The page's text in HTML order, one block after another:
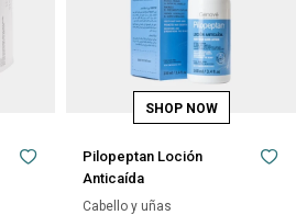
Pilopeptan Loción
Anticaída
Cabello y uñas